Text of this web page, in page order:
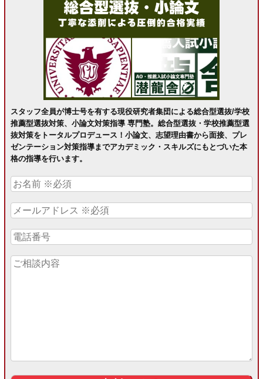
スタッフ全員が博士号を有する現役研究者集団による総合型選抜/学校
推薦型選抜対策、小論文対策指導 専門塾。総合型選抜・学校推薦型選
抜対策をトータルプロデュース！小論文、志望理由書から面接、プレ
ゼンテーション対策指導までアカデミック・スキルズにもとづいた本
格の指導を行います。